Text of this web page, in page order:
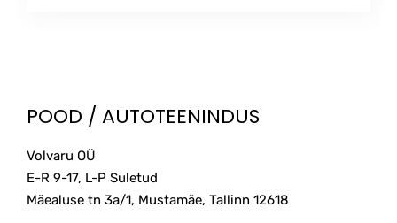
POOD / AUTOTEENINDUS
Volvaru OÜ
E-R 9-17, L-P Suletud
Mäealuse tn 3a/1, Mustamäe, Tallinn 12618